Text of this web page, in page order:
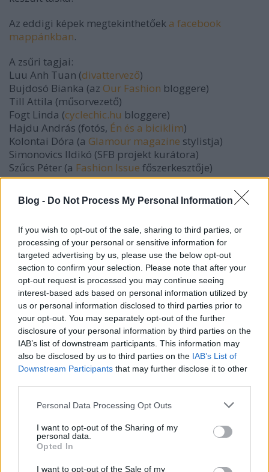
Blog - Do Not Process My Personal Information
If you wish to opt-out of the sale, sharing to third parties, or
processing of your personal or sensitive information for
targeted advertising by us, please use the below opt-out
section to confirm your selection. Please note that after your
opt-out request is processed you may continue seeing
interest-based ads based on personal information utilized by
us or personal information disclosed to third parties prior to
your opt-out. You may separately opt-out of the further
disclosure of your personal information by third parties on the
IAB’s list of downstream participants. This information may
also be disclosed by us to third parties on the IAB’s List of
Downstream Participants that may further disclose it to other
Please note that this website/app uses one or more Google
not limited to your visit or usage behaviour. You may click to
grant or deny consent to Google and its third-party tags to
use your data for below specified purposes in below Google
consent section.
Personal Data Processing Opt Outs
I want to opt-out of the Sharing of my
personal data.
Opted In
I want to opt-out of the Sale of my
Az eddigi képek megtekinthetőek a facebook
mappánkban.
A zsűri tagjai:
Luu Anh Tuan (divattervező)
Bujdosó Bianka (az Our Fashion bloggere)
Till Attila (műsorvezető)
Fogt Linda (cyclechic.hu bloggere)
Hajdu András (fotós, Én és a biciklim)
Kolontai Dóra (a Glamour magazine stylistja)
Simonovics Ildikó (SFB projekt kurátora)
Szűcs Péter (a Fashion Issue főszerkesztője)
Mikael Colville- Andersen (a
Copenhagencyclechic.com
alapítója, a Guardian
TOP10
divatbloggerének egyike)